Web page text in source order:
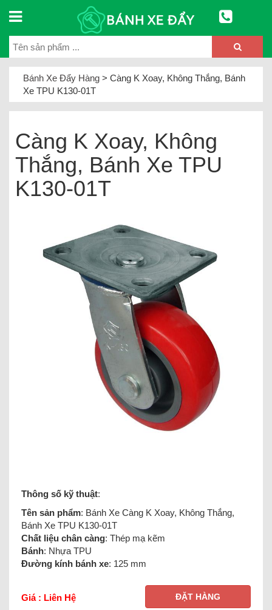
Bánh Xe Đẩy Hàng > Càng K Xoay, Không Thắng, Bánh
Xe TPU K130-01T
Càng K Xoay, Không
Thắng, Bánh Xe TPU
K130-01T
Thông số kỹ thuật:
Tên sản phẩm: Bánh Xe Càng K Xoay, Không Thắng,
Bánh Xe TPU K130-01T
Chất liệu chân càng: Thép mạ kẽm
Bánh: Nhựa TPU
Đường kính bánh xe: 125 mm
Giá : Liên Hệ ĐẶT HÀNG